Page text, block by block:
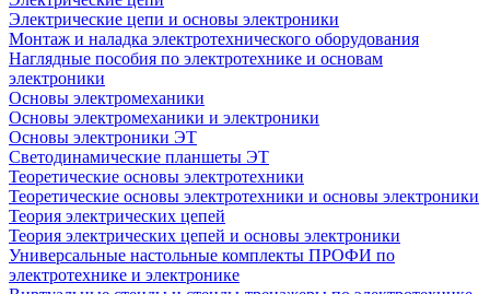
Электрические цепи и основы электроники
Монтаж и наладка электротехнического оборудования
Наглядные пособия по электротехнике и основам
электроники
Основы электромеханики
Основы электромеханики и электроники
Основы электроники ЭТ
Светодинамические планшеты ЭТ
Теоретические основы электротехники
Теоретические основы электротехники и основы электроники
Теория электрических цепей
Теория электрических цепей и основы электроники
Универсальные настольные комплекты ПРОФИ по
электротехнике и электронике